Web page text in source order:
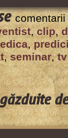
pentru
Intercer
Tv
a
implinit
7
ani!
,clip,
,
,seminar,tv